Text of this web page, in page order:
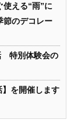
使える“雨”に
節のデコレー
特別体験会の
】を開催します